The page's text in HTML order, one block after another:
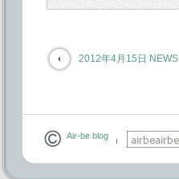
2012年4月15日 NEWS
Air-be blog